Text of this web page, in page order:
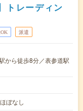
トレーディン
派遣
から徒歩8分／表参道駅
ぼなし